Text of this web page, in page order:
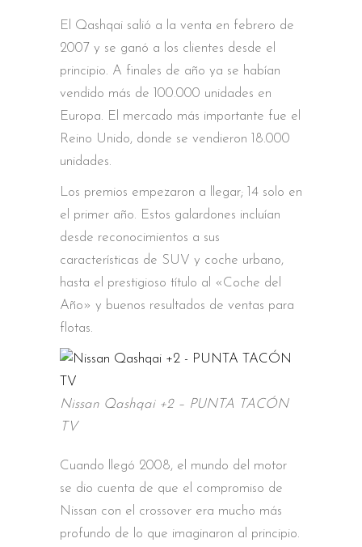
El Qashqai salió a la venta en febrero de
2007 y se ganó a los clientes desde el
principio. A finales de año ya se habían
vendido más de 100.000 unidades en
Europa. El mercado más importante fue el
Reino Unido, donde se vendieron 18.000
unidades.
Los premios empezaron a llegar; 14 solo en
el primer año. Estos galardones incluían
desde reconocimientos a sus
características de SUV y coche urbano,
hasta el prestigioso título al «Coche del
Año» y buenos resultados de ventas para
flotas.
Nissan Qashqai +2 – PUNTA TACÓN
TV
Cuando llegó 2008, el mundo del motor
se dio cuenta de que el compromiso de
Nissan con el crossover era mucho más
profundo de lo que imaginaron al principio.